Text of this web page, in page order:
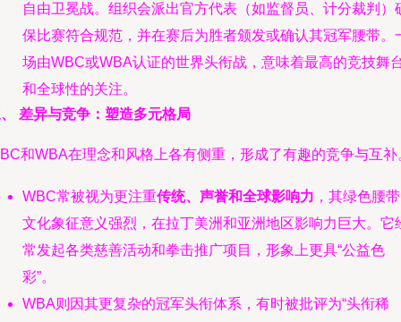
自由卫冕战。组织会派出官方代表（如监督员、计分裁判）
保比赛符合规范，并在赛后为胜者颁发或确认其冠军腰带。
场由WBC或WBA认证的世界头衔战，意味着最高的竞技舞
和全球性的关注。
差异与竞争：塑造多元格局
和WBA在理念和风格上各有侧重，形成了有趣的竞争与互补
WBC常被视为更注重传统、声誉和全球影响力 ，其绿色腰
文化象征意义强烈，在拉丁美洲和亚洲地区影响力巨大。它
常发起各类慈善活动和拳击推广项目，形象上更具“公益色
彩”。
WBA则因其更复杂的冠军头衔体系，有时被批评为“头衔稀